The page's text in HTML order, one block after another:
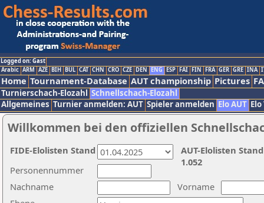
Logged on: Gast
Arabic ARM AZE BIH BUL CAT CHN CRO CZE DEN ENG ESP FAI FIN FRA GER GRE INA
Home Tournament-Database AUT championship Pictures
Turnierschach-Elozahl Schnellschach-Elozahl
Allgemeines Turnier anmelden: AUT Spieler anmelden Elo AUT
Willkommen bei den offiziellen
Nachname
Vorname
Personennummer
AUT-Elolisten
1.052
FIDE-Elolisten Stand